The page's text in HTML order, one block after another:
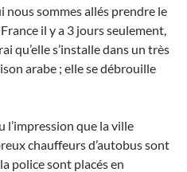
nous sommes allés prendre le
il y a 3 jours seulement,
qu’elle s’installe dans un très
arabe ; elle se débrouille
que la ville
chauffeurs d’autobus sont
police sont placés en